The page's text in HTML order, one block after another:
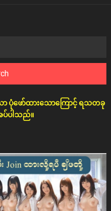
ပုံဖော်ထားသောကြောင့် ရသတခု
ပ်ပါသည်။